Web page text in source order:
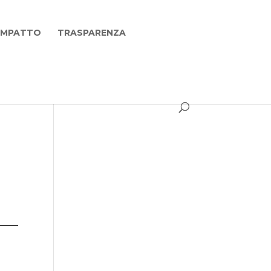
TRASPARENZA